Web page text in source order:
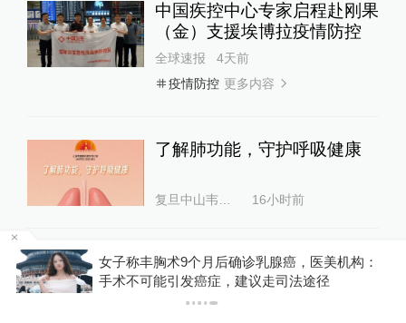
中国疾控中心专家启程赴刚果
（金）支援埃博拉疫情防控
全球速报
4天前
疫情防控 更多内容
了解肺功能，守护呼吸健康
16小时前
听说西瓜吃多了有害健康？为
什么？
女子称丰胸术9个月后确诊乳腺癌，医美机构：
手术不可能引发癌症，建议走司法途径